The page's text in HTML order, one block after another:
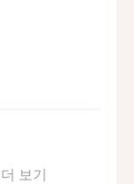
더 보기